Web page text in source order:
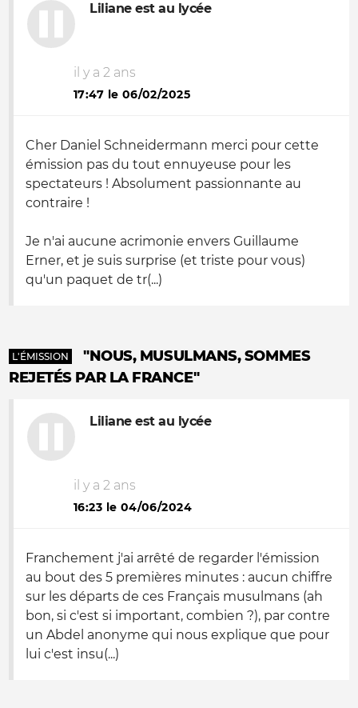
Liliane est au lycée
il y a 2 ans
17:47 le 06/02/2025
Cher Daniel Schneidermann merci pour cette
émission pas du tout ennuyeuse pour les
spectateurs ! Absolument passionnante au
contraire !
Je n'ai aucune acrimonie envers Guillaume
Erner, et je suis surprise (et triste pour vous)
qu'un paquet de tr(...)
L'ÉMISSION
"NOUS, MUSULMANS, SOMMES
REJETÉS PAR LA FRANCE"
Liliane est au lycée
il y a 2 ans
16:23 le 04/06/2024
Franchement j'ai arrêté de regarder l'émission
au bout des 5 premières minutes : aucun chiffre
sur les départs de ces Français musulmans (ah
bon, si c'est si important, combien ?), par contre
un Abdel anonyme qui nous explique que pour
lui c'est insu(...)